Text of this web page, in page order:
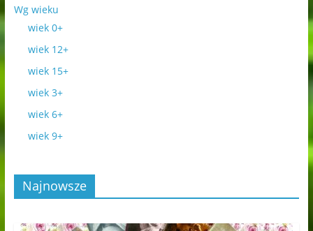
Wg wieku
wiek 0+
wiek 12+
wiek 15+
wiek 3+
wiek 6+
wiek 9+
Najnowsze